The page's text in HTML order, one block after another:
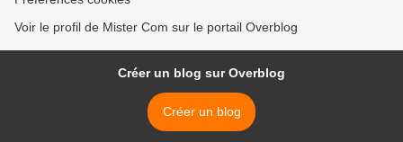
Voir le profil de Mister Com sur le portail Overblog
Créer un blog sur Overblog
Créer un blog